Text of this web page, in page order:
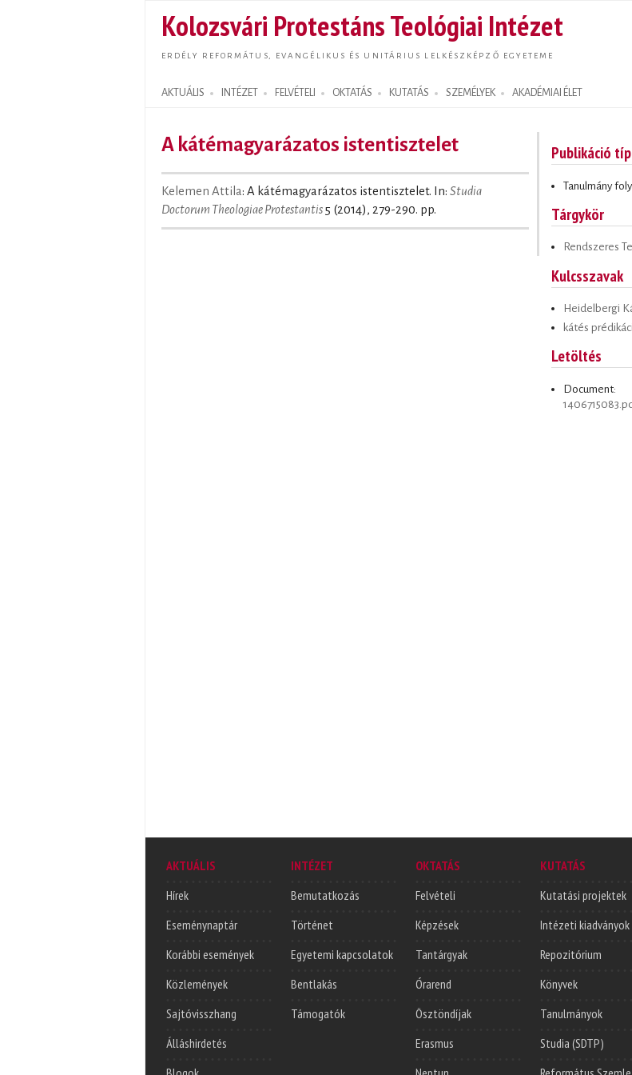
tartalomra
Kolozsvári Protestáns Teológiai Intézet
ERDÉLY REFORMÁTUS, EVANGÉLIKUS ÉS UNITÁRIUS LELKÉSZKÉPZŐ EGYETEME
AKTUÁLIS INTÉZET FELVÉTELI OKTATÁS KUTATÁS SZEMÉLYEK AKADÉMIAI ÉLET
Search form
A kátémagyarázatos istentisztelet
Kelemen Attila: A kátémagyarázatos istentisztelet. In: Studia
Doctorum Theologiae Protestantis5 (2014), 279-290. pp.
Publikáció
Tanulmány
Tárgykör
Rendszeres
Kulcsszavak
Heidelbergi
kátés
Letöltés
Document:
AKTUÁLIS
Hírek
Eseménynaptár
Korábbi események
Közlemények
Sajtóvisszhang
Álláshirdetés
INTÉZET
Bemutatkozás
Történet
Egyetemi kapcsolatok
Bentlakás
Támogatók
OKTATÁS
Felvételi
Képzések
Tantárgyak
Órarend
Ösztöndíjak
Erasmus
KUTATÁS
Kutatási projektek
Intézeti kiadványok
Repozitórium
Könyvek
Tanulmányok
Studia (SDTP)